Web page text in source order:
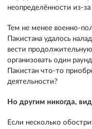
неопределённости из-
Тем не менее военно-
Пакистана удалось
вести
организовать один
Пакистан что-то
деятельности?
Но другим никогда,
Если несколько